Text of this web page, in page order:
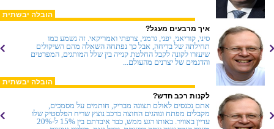
הובלה יבשתית
הובלה יבשתית
איך מרבעים מעגל?
סיני, קוריאני, יפני, גרמני, צרפתי ואמריקאי. זה נשמע כמו
תחילתה של בדיחה, אבל כך נפתחה השאלה מהם השיקולים
שיעזרו לקונה לקבל החלטת קנייה בין שלל המותגים, המפרטים
והדגמים של יצרנים מהעולם...
לקנות רכב חדש?
אתם נכנסים לאולם תצוגה מבריק, חותמים על מסמכים,
מקבלים מפתח ונוהגים החוצה ברכב נוצץ שריח הפלסטיק שלו
עדיין באוויר. באותו רגע ממש, כבר איבדתם בין 15% ל-20%